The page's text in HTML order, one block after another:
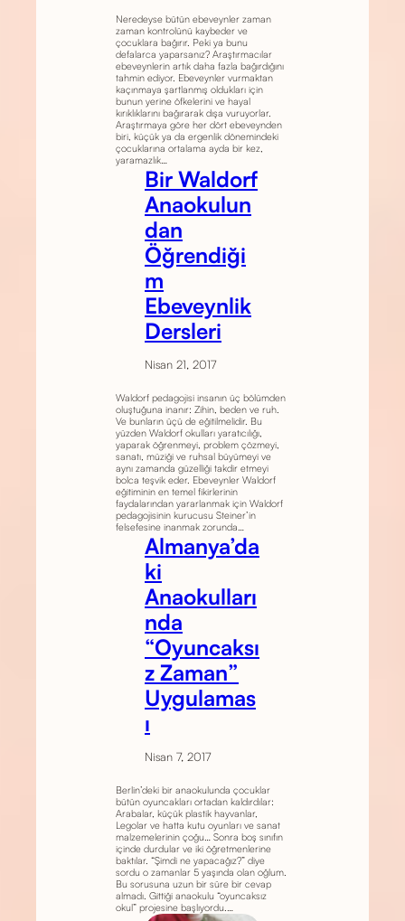
Neredeyse bütün ebeveynler zaman
zaman kontrolünü kaybeder ve
çocuklara bağırır. Peki ya bunu
defalarca yaparsanız? Araştırmacılar
ebeveynlerin artık daha fazla bağırdığını
tahmin ediyor. Ebeveynler vurmaktan
kaçınmaya şartlanmış oldukları için
bunun yerine öfkelerini ve hayal
kırıklıklarını bağırarak dışa vuruyorlar.
Araştırmaya göre her dört ebeveynden
biri, küçük ya da ergenlik dönemindeki
çocuklarına ortalama ayda bir kez,
yaramazlık…
Bir Waldorf
Anaokulun
dan
Öğrendiği
m
Ebeveynlik
Dersleri
Nisan 21, 2017
Waldorf pedagojisi insanın üç bölümden
oluştuğuna inanır: Zihin, beden ve ruh.
Ve bunların üçü de eğitilmelidir. Bu
yüzden Waldorf okulları yaratıcılığı,
yaparak öğrenmeyi, problem çözmeyi,
sanatı, müziği ve ruhsal büyümeyi ve
aynı zamanda güzelliği takdir etmeyi
bolca teşvik eder. Ebeveynler Waldorf
eğitiminin en temel fikirlerinin
faydalarından yararlanmak için Waldorf
pedagojisinin kurucusu Steiner’in
felsefesine inanmak zorunda…
Almanya’da
ki
Anaokulları
nda
“Oyuncaksı
z Zaman”
Uygulamas
ı
Nisan 7, 2017
Berlin’deki bir anaokulunda çocuklar
bütün oyuncakları ortadan kaldırdılar:
Arabalar, küçük plastik hayvanlar,
Legolar ve hatta kutu oyunları ve sanat
malzemelerinin çoğu… Sonra boş sınıfın
içinde durdular ve iki öğretmenlerine
baktılar. “Şimdi ne yapacağız?” diye
sordu o zamanlar 5 yaşında olan oğlum.
Bu sorusuna uzun bir süre bir cevap
almadı. Gittiği anaokulu “oyuncaksız
okul” projesine başlıyordu.…